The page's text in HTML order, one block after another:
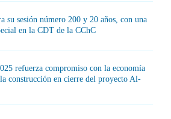
su sesión número 200 y 20 años, con una
en la CDT de la CChC
refuerza compromiso con la economía
construcción en cierre del proyecto Al-